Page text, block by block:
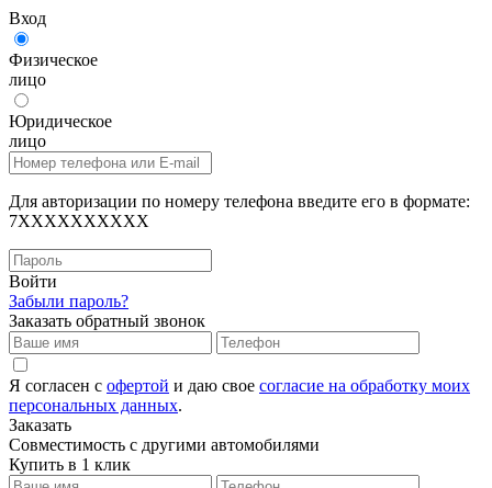
Вход
Физическое
лицо
Юридическое
лицо
Для авторизации по номеру телефона введите его в формате:
7XXXXXXXXXX
Войти
Забыли пароль?
Заказать обратный звонок
Я согласен с офертой и даю свое согласие на обработку моих
персональных данных.
Заказать
Совместимость с другими автомобилями
Купить в 1 клик